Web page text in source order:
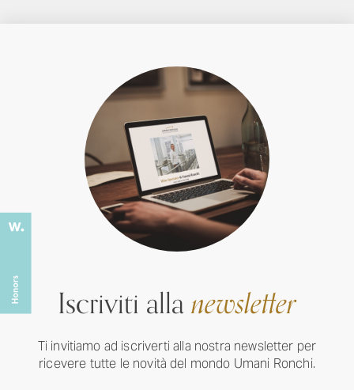
Iscriviti allanewsletter
Ti invitiamo ad iscriverti alla nostra newsletter per
ricevere tutte le novità del mondo Umani Ronchi.